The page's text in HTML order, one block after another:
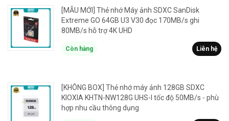
[MẪU MỚI] Thẻ nhớ Máy ảnh SDXC SanDisk
Extreme GO 64GB U3 V30 đọc 170MB/s ghi
80MB/s hỗ trợ 4K UHD
Còn hàng Liên hệ
[KHÔNG BOX] Thẻ nhớ máy ảnh 128GB SDXC
KIOXIA KHTN-NW128G UHS-I tốc độ 50MB/s - phù
hợp nhu cầu thông dụng